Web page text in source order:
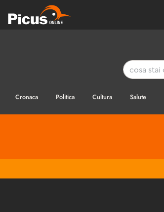
Cronaca Politica Cultura Salute